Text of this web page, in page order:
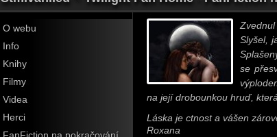
O webu
Info
Knihy
Filmy
Videa
Herci
Slyšel,
se
na její drobounkou hruď,
Láska je ctnost a vášen
Roxana